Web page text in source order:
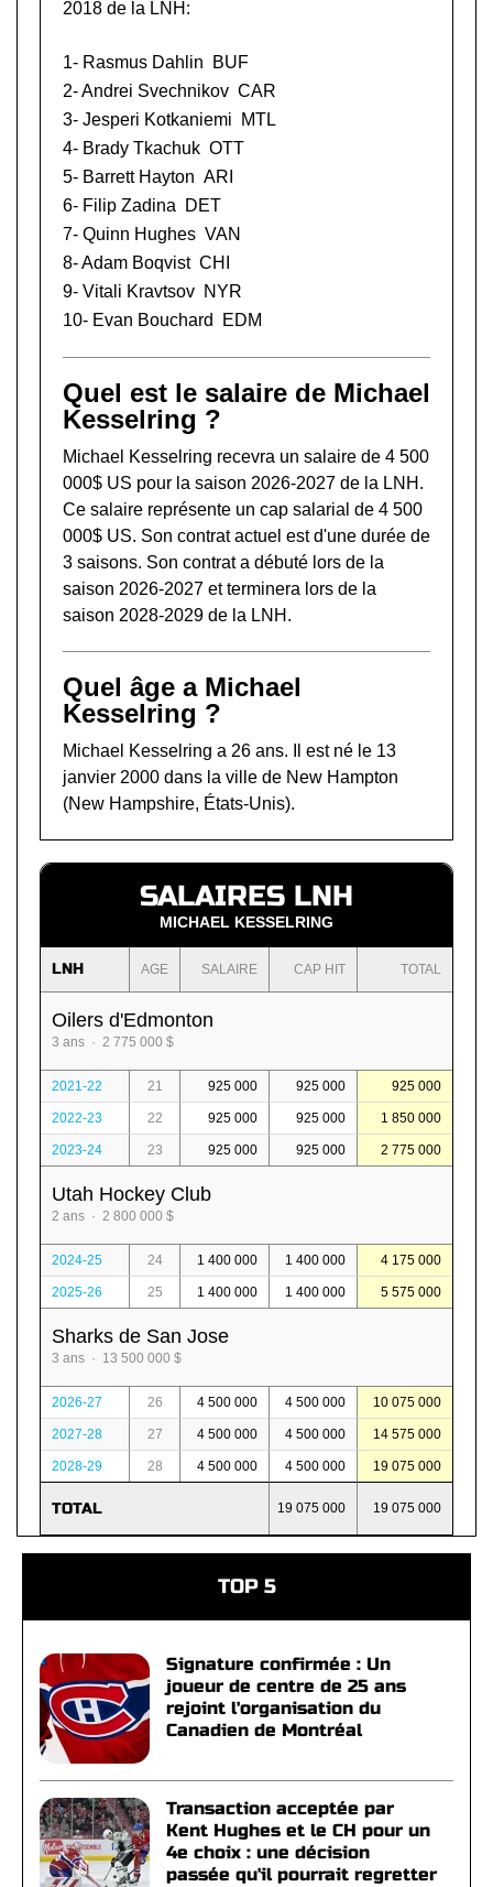
2018 de la LNH:
1- Rasmus Dahlin
BUF
2-Andrei Svechnikov CAR
3- Jesperi Kotkaniemi
MTL
4- Brady Tkachuk OTT
5- Barrett Hayton ARI
6- Filip Zadina
DET
7- Quinn Hughes VAN
8-Adam Boqvist CHI
9- Vitali Kravtsov NYR
10- Evan Bouchard EDM
Quel est le salaire de Michael
Kesselring ?
Michael Kesselring recevra un salaire de 4 500
000$ US pour la saison 2026-2027 de la LNH.
Ce salaire représente un cap salarial de 4 500
000$ US. Son contrat actuel est d'une durée de
3 saisons. Son contrat a débuté lors de la
saison 2026-2027 et terminera lors de la
saison 2028-2029 de la LNH.
Quel âge a Michael
Kesselring ?
Michael Kesselring a 26 ans. Il est né le 13
janvier 2000 dans la ville de New Hampton
(New Hampshire, États-Unis).
SALAIRES LNH
MICHAEL KESSELRING
LNH AGE SALAIRE CAP HIT TOTAL
Oilers d'Edmonton
3 ans · 2 775 000 $
2021-22 21 925 000 925 000 925 000
2022-23 22 925 000 925 000 1 850 000
2023-24 23 925 000 925 000 2 775 000
Utah Hockey Club
2 ans · 2 800 000 $
2024-25 24 1 400 000 1 400 000 4 175 000
2025-26 25 1 400 000 1 400 000 5 575 000
Sharks de San Jose
3 ans · 13 500 000 $
2026-27 26 4 500 000 4 500 000 10 075 000
2027-28 27 4 500 000 4 500 000 14 575 000
2028-29 28 4 500 000 4 500 000 19 075 000
TOTAL 19 075 000 19 075 000
TOP 5
Signature confirmée : Un
joueur de centre de 25 ans
rejoint l'organisation du
Canadien de Montréal
Transaction acceptée par
Kent Hughes et le CH pour un
4e choix : une décision
passée qu'il pourrait regretter